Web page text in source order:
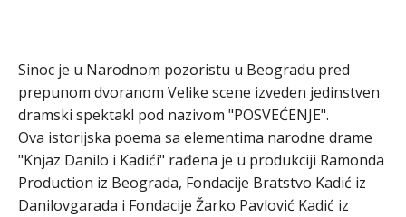
Sinoc je u Narodnom pozoristu u Beogradu pred
prepunom dvoranom Velike scene izveden jedinstven
dramski spektakl pod nazivom "POSVEĆENJE".
Ova istorijska poema sa elementima narodne drame
"Knjaz Danilo i Kadići" rađena je u produkciji Ramonda
Production iz Beograda, Fondacije Bratstvo Kadić iz
Danilovgarada i Fondacije Žarko Pavlović Kadić iz